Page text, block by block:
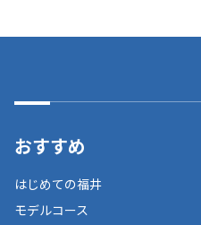
おすすめ
はじめての福井
モデルコース